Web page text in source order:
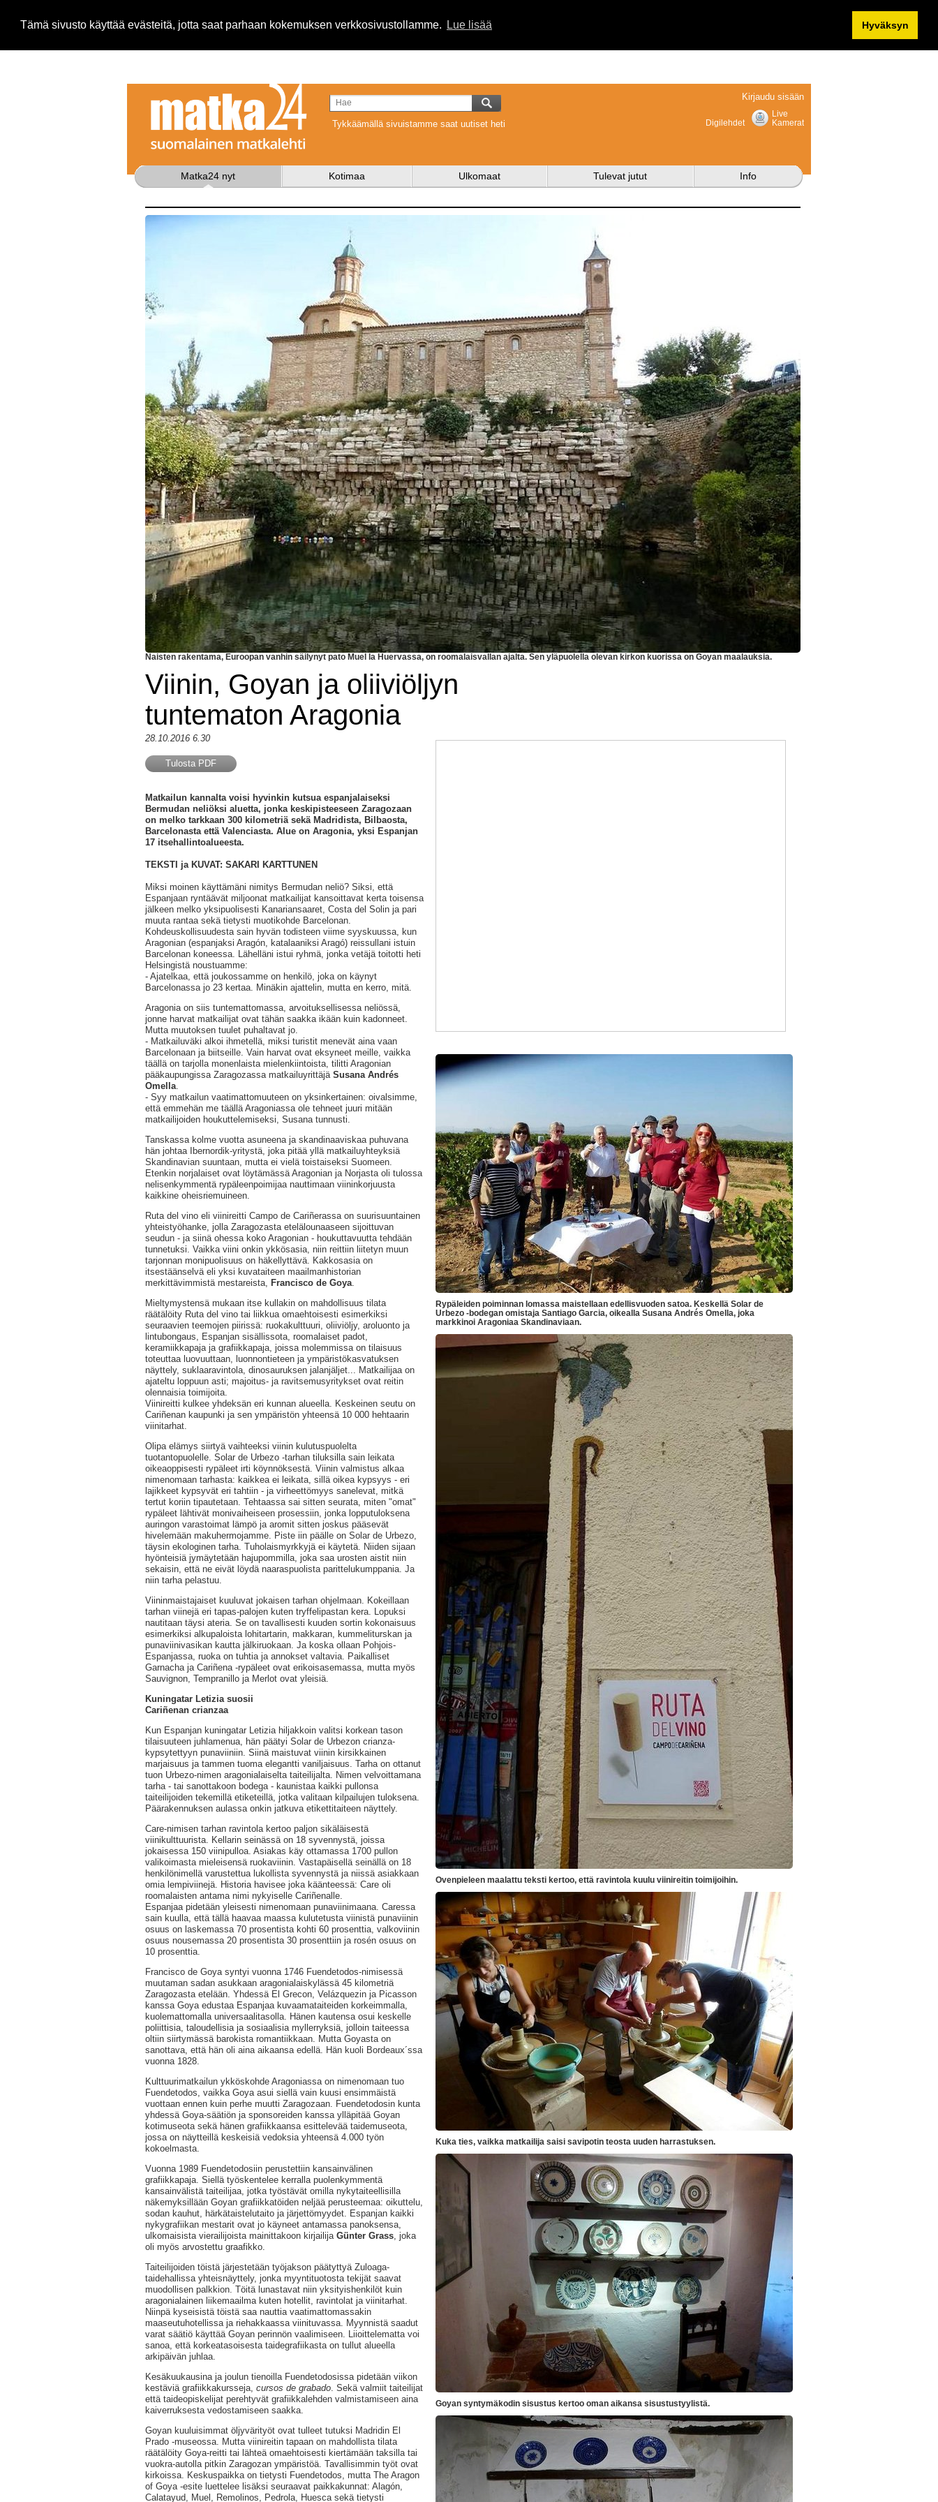
Tämä sivusto käyttää evästeitä, jotta saat parhaan kokemuksen verkkosivustollamme. Lue lisää Hyväksyn
Tykkäämällä sivuistamme saat uutiset heti
Kirjaudu sisään
Live
Kamerat
Digilehdet
Matka24 nyt Kotimaa Ulkomaat Tulevat jutut Info
Naisten rakentama, Euroopan vanhin säilynyt pato Muel la Huervassa, on roomalaisvallan ajalta. Sen yläpuolella olevan kirkon kuorissa on Goyan maalauksia.
Viinin, Goyan ja oliiviöljyn
tuntematon Aragonia
28.10.2016 6.30
Tulosta PDF
Matkailun kannalta voisi hyvinkin kutsua espanjalaiseksi
Bermudan neliöksi aluetta, jonka keskipisteeseen Zaragozaan
on melko tarkkaan 300 kilometriä sekä Madridista, Bilbaosta,
Barcelonasta että Valenciasta. Alue on Aragonia, yksi Espanjan
17 itsehallintoalueesta.
TEKSTI ja KUVAT: SAKARI KARTTUNEN
Miksi moinen käyttämäni nimitys Bermudan neliö? Siksi, että
Espanjaan ryntäävät miljoonat matkailijat kansoittavat kerta toisensa
jälkeen melko yksipuolisesti Kanariansaaret, Costa del Solin ja pari
muuta rantaa sekä tietysti muotikohde Barcelonan.
Kohdeuskollisuudesta sain hyvän todisteen viime syyskuussa, kun
Aragonian (espanjaksi Aragón, katalaaniksi Aragó) reissullani istuin
Barcelonan koneessa. Lähelläni istui ryhmä, jonka vetäjä toitotti heti
Helsingistä noustuamme:
- Ajatelkaa, että joukossamme on henkilö, joka on käynyt
Barcelonassa jo 23 kertaa. Minäkin ajattelin, mutta en kerro, mitä.
Aragonia on siis tuntemattomassa, arvoituksellisessa neliössä,
jonne harvat matkailijat ovat tähän saakka ikään kuin kadonneet.
Mutta muutoksen tuulet puhaltavat jo.
- Matkailuväki alkoi ihmetellä, miksi turistit menevät aina vaan
Barcelonaan ja biitseille. Vain harvat ovat eksyneet meille, vaikka
täällä on tarjolla monenlaista mielenkiintoista, tilitti Aragonian
pääkaupungissa Zaragozassa matkailuyrittäjä Susana Andrés
Omella.
- Syy matkailun vaatimattomuuteen on yksinkertainen: oivalsimme,
että emmehän me täällä Aragoniassa ole tehneet juuri mitään
matkailijoiden houkuttelemiseksi, Susana tunnusti.
Tanskassa kolme vuotta asuneena ja skandinaaviskaa puhuvana
hän johtaa Ibernordik-yritystä, joka pitää yllä matkailuyhteyksiä
Skandinavian suuntaan, mutta ei vielä toistaiseksi Suomeen.
Etenkin norjalaiset ovat löytämässä Aragonian ja Norjasta oli tulossa
nelisenkymmentä rypäleenpoimijaa nauttimaan viininkorjuusta
kaikkine oheisriemuineen.
Ruta del vino eli viinireitti Campo de Cariñerassa on suurisuuntainen
yhteistyöhanke, jolla Zaragozasta etelälounaaseen sijoittuvan
seudun - ja siinä ohessa koko Aragonian - houkuttavuutta tehdään
tunnetuksi. Vaikka viini onkin ykkösasia, niin reittiin liitetyn muun
tarjonnan monipuolisuus on häkellyttävä. Kakkosasia on
itsestäänselvä eli yksi kuvataiteen maailmanhistorian
merkittävimmistä mestareista, Francisco de Goya.
Mieltymystensä mukaan itse kullakin on mahdollisuus tilata
räätälöity Ruta del vino tai liikkua omaehtoisesti esimerkiksi
seuraavien teemojen piirissä: ruokakulttuuri, oliiviöljy, aroluonto ja
lintubongaus, Espanjan sisällissota, roomalaiset padot,
keramiikkapaja ja grafiikkapaja, joissa molemmissa on tilaisuus
toteuttaa luovuuttaan, luonnontieteen ja ympäristökasvatuksen
näyttely, suklaaravintola, dinosauruksen jalanjäljet... Matkailijaa on
ajateltu loppuun asti; majoitus- ja ravitsemusyritykset ovat reitin
olennaisia toimijoita.
Viinireitti kulkee yhdeksän eri kunnan alueella. Keskeinen seutu on
Cariñenan kaupunki ja sen ympäristön yhteensä 10 000 hehtaarin
viinitarhat.
Olipa elämys siirtyä vaihteeksi viinin kulutuspuolelta
tuotantopuolelle. Solar de Urbezo -tarhan tiluksilla sain leikata
oikeaoppisesti rypäleet irti köynnöksestä. Viinin valmistus alkaa
nimenomaan tarhasta: kaikkea ei leikata, sillä oikea kypsyys - eri
lajikkeet kypsyvät eri tahtiin - ja virheettömyys sanelevat, mitkä
tertut koriin tipautetaan. Tehtaassa sai sitten seurata, miten "omat"
rypäleet lähtivät monivaiheiseen prosessiin, jonka lopputuloksena
auringon varastoimat lämpö ja aromit sitten joskus pääsevät
hivelemään makuhermojamme. Piste iin päälle on Solar de Urbezo,
täysin ekologinen tarha. Tuholaismyrkkyjä ei käytetä. Niiden sijaan
hyönteisiä jymäytetään hajupommilla, joka saa urosten aistit niin
sekaisin, että ne eivät löydä naaraspuolista parittelukumppania. Ja
niin tarha pelastuu.
Viininmaistajaiset kuuluvat jokaisen tarhan ohjelmaan. Kokeillaan
tarhan viinejä eri tapas-palojen kuten tryffelipastan kera. Lopuksi
nautitaan täysi ateria. Se on tavallisesti kuuden sortin kokonaisuus
esimerkiksi alkupaloista lohitartarin, makkaran, kummeliturskan ja
punaviinivasikan kautta jälkiruokaan. Ja koska ollaan Pohjois-
Espanjassa, ruoka on tuhtia ja annokset valtavia. Paikalliset
Garnacha ja Cariñena -rypäleet ovat erikoisasemassa, mutta myös
Sauvignon, Tempranillo ja Merlot ovat yleisiä.
Kuningatar Letizia suosii
Cariñenan crianzaa
Kun Espanjan kuningatar Letizia hiljakkoin valitsi korkean tason
tilaisuuteen juhlamenua, hän päätyi Solar de Urbezon crianza-
kypsytettyyn punaviiniin. Siinä maistuvat viinin kirsikkainen
marjaisuus ja tammen tuoma elegantti vaniljaisuus. Tarha on ottanut
tuon Urbezo-nimen aragonialaiselta taiteilijalta. Nimen velvoittamana
tarha - tai sanottakoon bodega - kaunistaa kaikki pullonsa
taiteilijoiden tekemillä etiketeillä, jotka valitaan kilpailujen tuloksena.
Päärakennuksen aulassa onkin jatkuva etikettitaiteen näyttely.
Care-nimisen tarhan ravintola kertoo paljon sikäläisestä
viinikulttuurista. Kellarin seinässä on 18 syvennystä, joissa
jokaisessa 150 viinipulloa. Asiakas käy ottamassa 1700 pullon
valikoimasta mieleisensä ruokaviinin. Vastapäisellä seinällä on 18
henkilönimellä varustettua lukollista syvennystä ja niissä asiakkaan
omia lempiviinejä. Historia havisee joka käänteessä: Care oli
roomalaisten antama nimi nykyiselle Cariñenalle.
Espanjaa pidetään yleisesti nimenomaan punaviinimaana. Caressa
sain kuulla, että tällä haavaa maassa kulutetusta viinistä punaviinin
osuus on laskemassa 70 prosentista kohti 60 prosenttia, valkoviinin
osuus nousemassa 20 prosentista 30 prosenttiin ja rosén osuus on
10 prosenttia.
Francisco de Goya syntyi vuonna 1746 Fuendetodos-nimisessä
muutaman sadan asukkaan aragonialaiskylässä 45 kilometriä
Zaragozasta etelään. Yhdessä El Grecon, Velázquezin ja Picasson
kanssa Goya edustaa Espanjaa kuvaamataiteiden korkeimmalla,
kuolemattomalla universaalitasolla. Hänen kautensa osui keskelle
poliittisia, taloudellisia ja sosiaalisia myllerryksiä, jolloin taiteessa
oltiin siirtymässä barokista romantiikkaan. Mutta Goyasta on
sanottava, että hän oli aina aikaansa edellä. Hän kuoli Bordeaux´ssa
vuonna 1828.
Kulttuurimatkailun ykköskohde Aragoniassa on nimenomaan tuo
Fuendetodos, vaikka Goya asui siellä vain kuusi ensimmäistä
vuottaan ennen kuin perhe muutti Zaragozaan. Fuendetodosin kunta
yhdessä Goya-säätiön ja sponsoreiden kanssa ylläpitää Goyan
kotimuseota sekä hänen grafiikkaansa esittelevää taidemuseota,
jossa on näytteillä keskeisiä vedoksia yhteensä 4.000 työn
kokoelmasta.
Vuonna 1989 Fuendetodosiin perustettiin kansainvälinen
grafiikkapaja. Siellä työskentelee kerralla puolenkymmentä
kansainvälistä taiteilijaa, jotka työstävät omilla nykytaiteellisilla
näkemyksillään Goyan grafiikkatöiden neljää perusteemaa: oikuttelu,
sodan kauhut, härkätaistelutaito ja järjettömyydet. Espanjan kaikki
nykygrafiikan mestarit ovat jo käyneet antamassa panoksensa,
ulkomaisista vierailijoista mainittakoon kirjailija Günter Grass, joka
oli myös arvostettu graafikko.
Taiteilijoiden töistä järjestetään työjakson päätyttyä Zuloaga-
taidehallissa yhteisnäyttely, jonka myyntituotosta tekijät saavat
muodollisen palkkion. Töitä lunastavat niin yksityishenkilöt kuin
aragonialainen liikemaailma kuten hotellit, ravintolat ja viinitarhat.
Niinpä kyseisistä töistä saa nauttia vaatimattomassakin
maaseutuhotellissa ja riehakkaassa viinituvassa. Myynnistä saadut
varat säätiö käyttää Goyan perinnön vaalimiseen. Liioittelematta voi
sanoa, että korkeatasoisesta taidegrafiikasta on tullut alueella
arkipäivän juhlaa.
Kesäkuukausina ja joulun tienoilla Fuendetodosissa pidetään viikon
kestäviä grafiikkakursseja, cursos de grabado. Sekä valmiit taiteilijat
että taideopiskelijat perehtyvät grafiikkalehden valmistamiseen aina
kaiverruksesta vedostamiseen saakka.
Goyan kuuluisimmat öljyvärityöt ovat tulleet tutuksi Madridin El
Prado -museossa. Mutta viinireitin tapaan on mahdollista tilata
räätälöity Goya-reitti tai lähteä omaehtoisesti kiertämään taksilla tai
vuokra-autolla pitkin Zaragozan ympäristöä. Tavallisimmin työt ovat
kirkoissa. Keskuspaikka on tietysti Fuendetodos, mutta The Aragon
of Goya -esite luettelee lisäksi seuraavat paikkakunnat: Alagón,
Calatayud, Muel, Remolinos, Pedrola, Huesca sekä tietysti
Rypäleiden poiminnan lomassa maistellaan edellisvuoden satoa. Keskellä Solar de
Urbezo -bodegan omistaja Santiago Garcia, oikealla Susana Andrés Omella, joka
markkinoi Aragoniaa Skandinaviaan.
Ovenpieleen maalattu teksti kertoo, että ravintola kuulu viinireitin toimijoihin.
Kuka ties, vaikka matkailija saisi savipotin teosta uuden harrastuksen.
Goyan syntymäkodin sisustus kertoo oman aikansa sisustustyylistä.